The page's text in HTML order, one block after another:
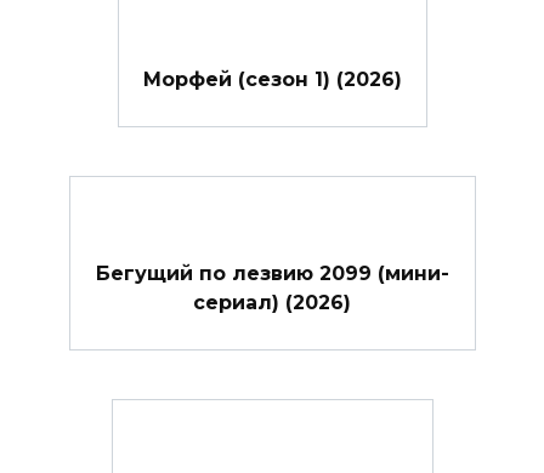
Морфей (сезон 1) (2026)
Бегущий по лезвию 2099 (мини-
сериал) (2026)